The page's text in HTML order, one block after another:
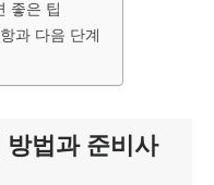
좋은 팁
과 다음 단계
방법과 준비사